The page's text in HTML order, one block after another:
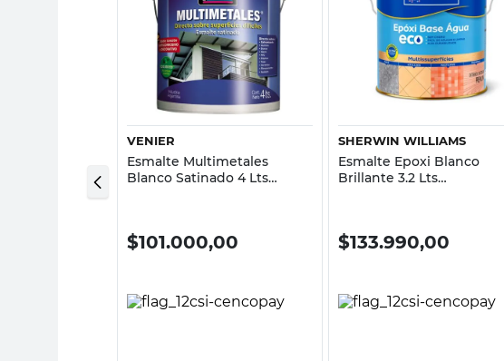
Vista rápida
VENIER
Esmalte Multimetales
Blanco Satinado 4 Lts
$101.000,00
Vista rápida
SHERWIN WILLIAMS
Esmalte Epoxi Blanco
Brillante 3.2 Lts
$133.990,00